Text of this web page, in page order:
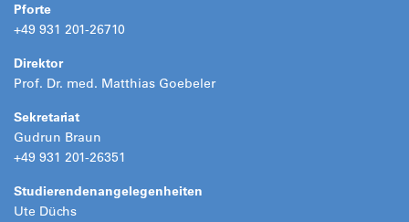
Pforte
+49 931 201-26710
Direktor
Prof. Dr. med. Matthias Goebeler
Sekretariat
Gudrun Braun
+49 931 201-26351
Studierendenangelegenheiten
Ute Düchs